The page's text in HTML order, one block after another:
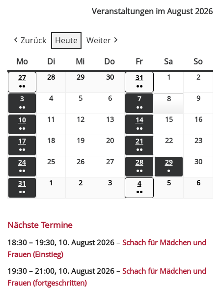
Veranstaltungen im August 2026
Zurück Heute
Weiter
Mo
Di Mi Do Fr Sa So
27
●●
28 29 30 31
●●
1 2
3
●●
4 5 6 7
●●
8 9
10
●●
11 12 13 14
●●
15 16
17
●●
18 19 20 21
●●
22 23
24
●●
25 26 27 28
●●
29
●
30
31
●●
1 2 3 4
●●
5 6
Nächste Termine
18:30 – 19:30, 10. August 2026 – Schach für Mädchen und
Frauen (Einstieg)
19:30 – 21:00, 10. August 2026 – Schach für Mädchen und
Frauen (fortgeschritten)